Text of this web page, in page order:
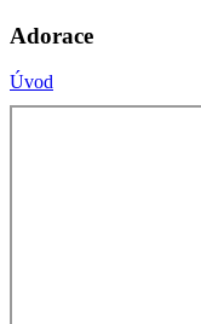
Adorace
Úvod